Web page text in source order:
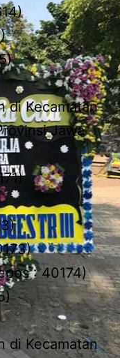
di Kecamatan
Jawa
: 40174)
di Kecamatan